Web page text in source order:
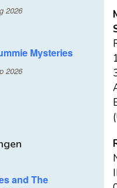
2026
Mysteries
2026
and The